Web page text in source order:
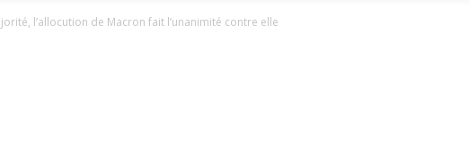
l’allocution de Macron fait l’unanimité contre elle